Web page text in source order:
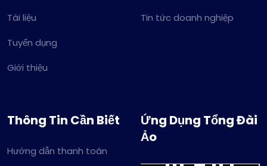
Tài liệu
Tuyển dụng
Giới thiệu
Tin tức doanh nghiệp
Thông Tin Cần Biết
Hướng dẫn thanh toán
Ứng Dụng Tổng Đài
Ảo